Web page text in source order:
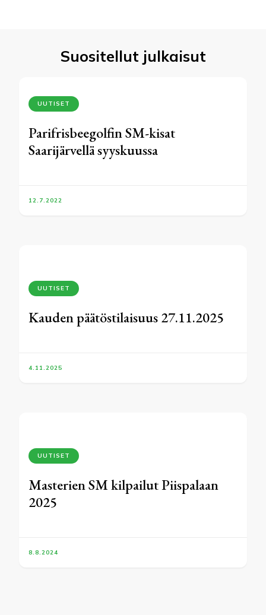
Suositellut julkaisut
UUTISET
Parifrisbeegolfin SM-kisat
Saarijärvellä syyskuussa
12.7.2022
UUTISET
Kauden päätöstilaisuus 27.11.2025
4.11.2025
UUTISET
Masterien SM kilpailut Piispalaan
2025
8.8.2024